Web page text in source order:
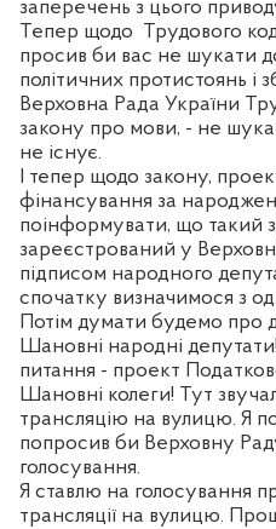
заперечень з цього
Тепер щодо Трудового
просив би вас не шукати
політичних протистоянь і
Верховна Рада України
закону про мови, - не
не існує.
І тепер щодо закону,
фінансування за
поінформувати, що такий
зареєстрований у
підписом народного
спочатку визначимося з
Потім думати будемо про
Шановні народні
питання - проект
Шановні колеги! Тут
трансляцію на вулицю. Я
попросив би Верховну
голосування.
Я ставлю на голосування
трансляції на вулицю.